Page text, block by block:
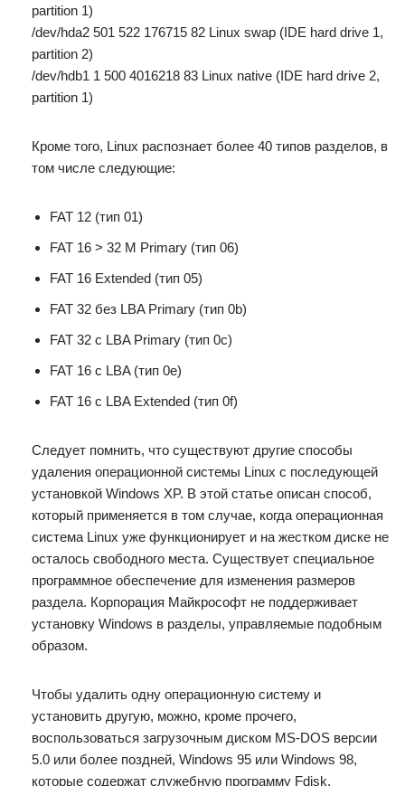
partition 1)
/dev/hda2 501 522 176715 82 Linux swap (IDE hard drive 1,
partition 2)
/dev/hdb1 1 500 4016218 83 Linux native (IDE hard drive 2,
partition 1)
Кроме того, Linux распознает более 40 типов разделов, в
том числе следующие:
FAT 12 (тип 01)
FAT 16 > 32 M Primary (тип 06)
FAT 16 Extended (тип 05)
FAT 32 без LBA Primary (тип 0b)
FAT 32 с LBA Primary (тип 0c)
FAT 16 с LBA (тип 0e)
FAT 16 с LBA Extended (тип 0f)
Следует помнить, что существуют другие способы
удаления операционной системы Linux с последующей
установкой Windows XP. В этой статье описан способ,
который применяется в том случае, когда операционная
система Linux уже функционирует и на жестком диске не
осталось свободного места. Существует специальное
программное обеспечение для изменения размеров
раздела. Корпорация Майкрософт не поддерживает
установку Windows в разделы, управляемые подобным
образом.
Чтобы удалить одну операционную систему и
установить другую, можно, кроме прочего,
воспользоваться загрузочным диском MS-DOS версии
5.0 или более поздней, Windows 95 или Windows 98,
которые содержат служебную программу Fdisk.